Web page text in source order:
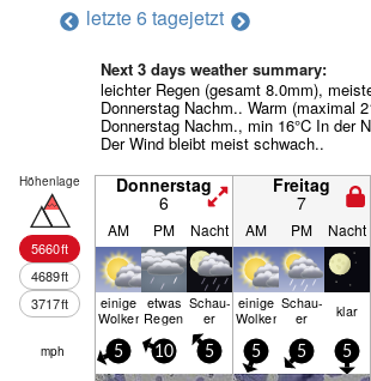
letzte 6 tagejetzt
Next 3 days weather summary:
leichter Regen (gesamt 8.0mm),
Donnerstag Nachm.. Warm (maximal
Donnerstag Nachm., min 16°C In der
Der Wind bleibt meist schwach..
Höhenlage
5660ft
4689ft
3717ft
Donnerstag
6
Freitag
7
AM PM Nacht AM PM Nacht
einige
Wolken
etwas
Regen
Schau­
er
einige
Wolken
Schau­
er klar
mph 5 10 5 5 5 5